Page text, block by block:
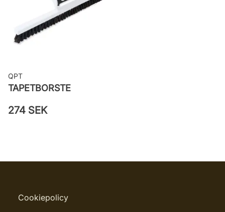
väggen
Leverantörens artikelnummer:
82006
QPT
TAPETBORSTE
274 SEK
Cookiepolicy